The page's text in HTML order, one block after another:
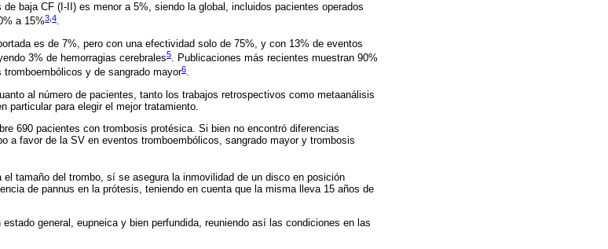
baja CF (I-II) es menor a 5%, siendo la global, incluidos pacientes operados
a 15%3 4.
es de 7%, pero con una efectividad solo de 75%, y con 13% de eventos
3% de hemorragias cerebrales5. Publicaciones más recientes muestran 90%
y de sangrado mayor6.
al número de pacientes, tanto los trabajos retrospectivos como metaanálisis
particular para elegir el mejor tratamiento.
690 pacientes con trombosis protésica. Si bien no encontró diferencias
a favor de la SV en eventos tromboembólicos, sangrado mayor y trombosis
tamaño del trombo, sí se asegura la inmovilidad de un disco en posición
de pannus en la prótesis, teniendo en cuenta que la misma lleva 15 años de
general, eupneica y bien perfundida, reuniendo así las condiciones en las